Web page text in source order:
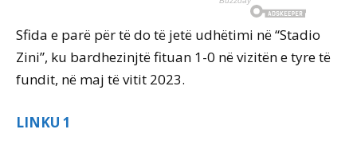
Sfida e parë për të do të jetë udhëtimi në “Stadio
Zini”, ku bardhezinjtë fituan 1-0 në vizitën e tyre të
fundit, në maj të vitit 2023.
LINKU 1